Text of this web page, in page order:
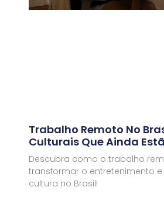
Trabalho Remoto No
Culturais Que Ainda
Descubra como o trabalho
transformar o entretenimento
cultura no Brasil!